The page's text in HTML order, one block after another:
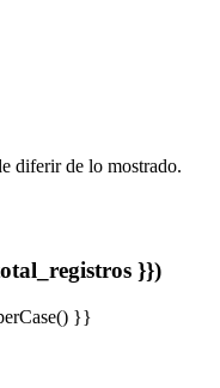
diferir de lo mostrado.
}})
}}